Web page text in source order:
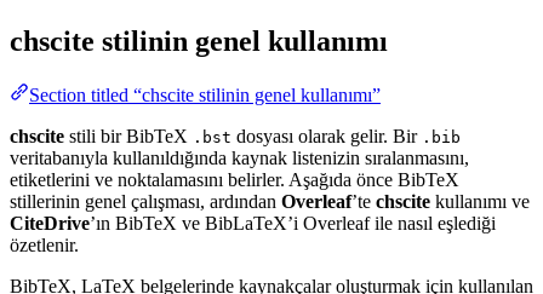
chscite stilinin genel kullanımı
Section titled “chscite stilinin genel kullanımı”
chscite stili bir BibTeX .bst dosyası olarak gelir. Bir .bib
veritabanıyla kullanıldığında kaynak listenizin sıralanmasını,
etiketlerini ve noktalamasını belirler. Aşağıda önce BibTeX
stillerinin genel çalışması, ardından Overleaf’te chscite kullanımı ve
CiteDrive’ın BibTeX ve BibLaTeX’i Overleaf ile nasıl eşlediği
özetlenir.
BibTeX, LaTeX belgelerinde kaynakçalar oluşturmak için kullanılan